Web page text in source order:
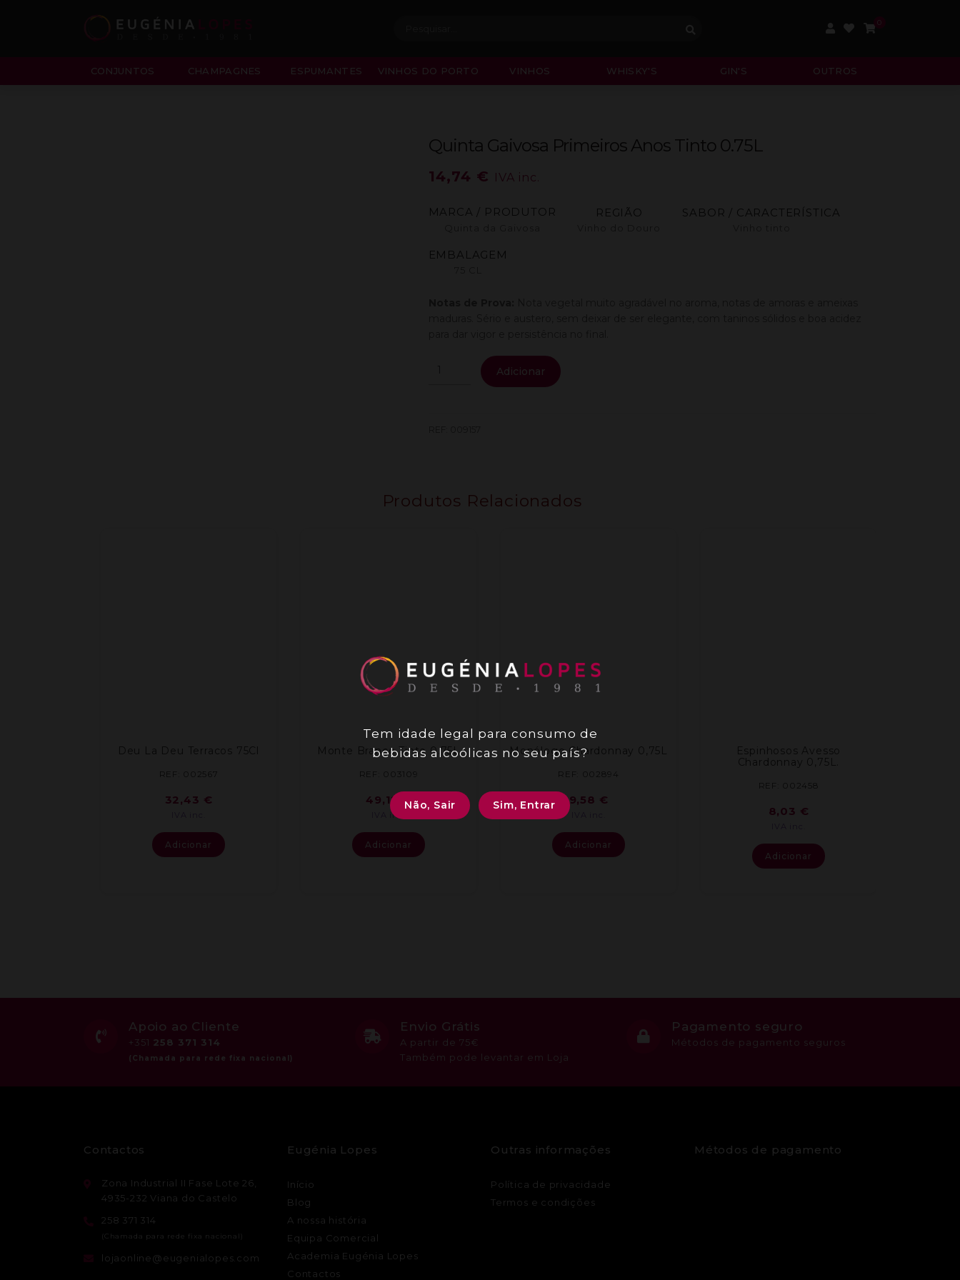
CONJUNTOS CHAMPAGNES ESPUMANTES VINHOS DO PORTO VINHOS WHISKY'S GIN'S OUTROS
Quinta Gaivosa Primeiros Anos Tinto 0.75L
14,74 € IVA inc.
MARCA / PRODUTOR REGIÃO SABOR / CARACTERÍSTICA
EMBALAGEM
Quantidade
Adicionar
Produtos Relacionados
Deu La Deu Terracos 75Cl
REF: 002567
32,43 €
Adicionar
Monte Branco Tinto 0.75L
REF: 003109
49,12 €
IVA inc.
Adicionar
Monólogo Chardonnay 0,75L
REF: 002894
9,58 €
Adicionar
Espinhosos Avesso
Chardonnay 0,75L.
REF: 002458
8,03 €
Adicionar
Apoio ao Cliente
+351 258 371 314
Envio Grátis
A partir de 75€
Também pode levantar em Loja
Pagamento seguro
Métodos de pagamento seguros
Contactos
Zona Industrial II Fase Lote 26,
4935-232 Viana do Castelo
258 371 314
lojaonline@eugenialopes.com
Eugénia Lopes
Início
Blog
A nossa história
Equipa Comercial
Academia Eugénia Lopes
Contactos
Outras informações
Política de privacidade
Termos e condições
Métodos de pagamento
Tem idade legal para consumo de
bebidas alcoólicas no seu país?
Não, Sair Sim, Entrar